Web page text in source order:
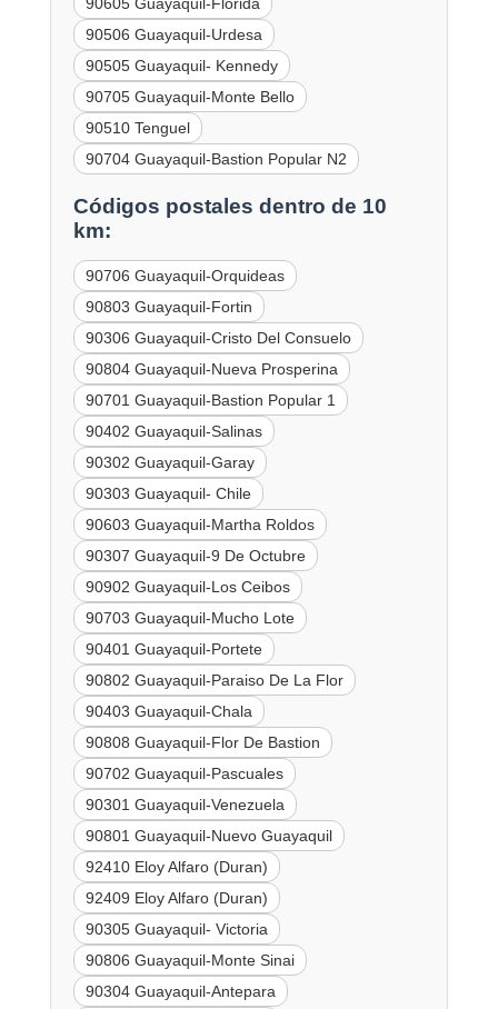
90506 Guayaquil-Urdesa
90505 Guayaquil- Kennedy
90705 Guayaquil-Monte Bello
90510 Tenguel
90704 Guayaquil-Bastion Popular N2
Códigos postales dentro de 10
km:
90706 Guayaquil-Orquideas
90803 Guayaquil-Fortin
90306 Guayaquil-Cristo Del Consuelo
90804 Guayaquil-Nueva Prosperina
90701 Guayaquil-Bastion Popular 1
90402 Guayaquil-Salinas
90302 Guayaquil-Garay
90303 Guayaquil- Chile
90603 Guayaquil-Martha Roldos
90307 Guayaquil-9 De Octubre
90902 Guayaquil-Los Ceibos
90703 Guayaquil-Mucho Lote
90401 Guayaquil-Portete
90802 Guayaquil-Paraiso De La Flor
90403 Guayaquil-Chala
90808 Guayaquil-Flor De Bastion
90702 Guayaquil-Pascuales
90301 Guayaquil-Venezuela
90801 Guayaquil-Nuevo Guayaquil
92410 Eloy Alfaro (Duran)
92409 Eloy Alfaro (Duran)
90305 Guayaquil- Victoria
90806 Guayaquil-Monte Sinai
90304 Guayaquil-Antepara